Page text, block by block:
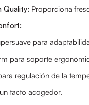
Quality: Proporciona
para
para soporte
regulación de la
tacto acogedor.